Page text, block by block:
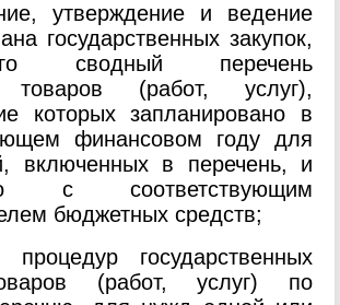
утверждение и ведение
государственных закупок,
сводный перечень
товаров (работ, услуг),
которых запланировано в
финансовом году для
включенных в перечень, и
с соответствующим
бюджетных средств;
процедур государственных
(работ, услуг) по